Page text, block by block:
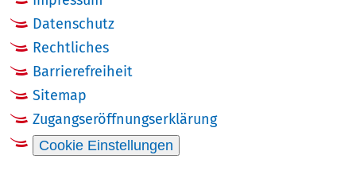
Datenschutz
Rechtliches
Barrierefreiheit
Sitemap
Zugangseröffnungserklärung
Cookie Einstellungen